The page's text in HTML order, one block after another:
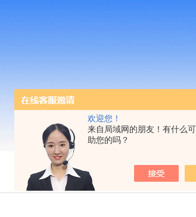
欢迎您！
来自局域网的朋友！有什么
助您的吗？
我的位置： >产品展示